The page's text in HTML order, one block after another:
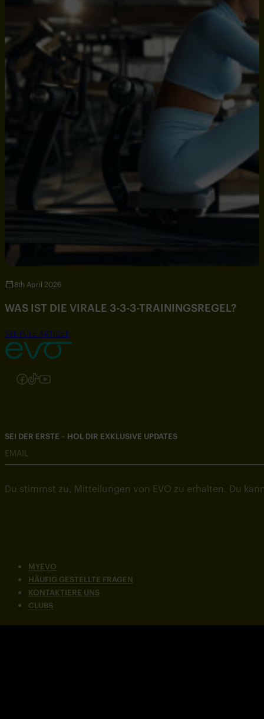
8th April 2026
WAS IST DIE VIRALE 3-3-3-TRAININGSREGEL?
SEE FULL ARTICLE
Folgen Sie uns auf Instagram
Folgen Sie uns auf Facebook
Folgen Sie uns auf TikTok
Folgen Sie uns auf YouTube
MYEVO
HÄUFIG GESTELLTE FRAGEN
KONTAKTIERE UNS
CLUBS
SEI DER ERSTE – HOL DIR EXKLUSIVE UPDATES
EMAIL
Du stimmst zu, Mitteilungen von EVO zu erhalten. Du